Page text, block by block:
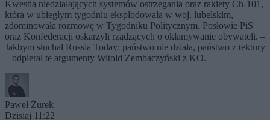
Kwestia niedziałających systemów ostrzegania oraz rakiety Ch-101,
która w ubiegłym tygodniu eksplodowała w woj. lubelskim,
zdominowała rozmowę w Tygodniku Politycznym. Posłowie PiS
oraz Konfederacji oskarżyli rządzących o okłamywanie obywateli. –
Jakbym słuchał Russia Today: państwo nie działa, państwo z tektury
– odpierał te argumenty Witold Zembaczyński z KO.
Paweł Żurek
Dzisiaj 11:22